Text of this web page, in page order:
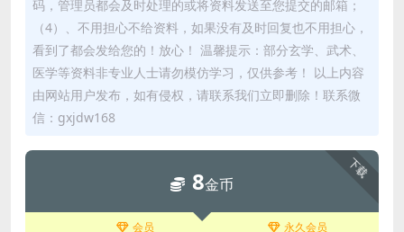
码，管理员都会及时处理的或将资料发送至您提交的邮箱；
（4）、不用担心不给资料，如果没有及时回复也不用担心，
看到了都会发给您的！放心！ 温馨提示：部分玄学、武术、
医学等资料非专业人士请勿模仿学习，仅供参考！ 以上内容
由网站用户发布，如有侵权，请联系我们立即删除！联系微
信：gxjdw168
下载
8金币
会员 永久会员